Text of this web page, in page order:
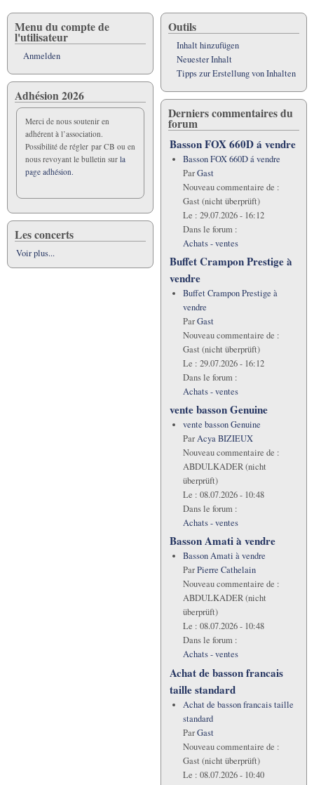
Nice
Menu du compte de
l'utilisateur
Anmelden
Adhésion 2026
Merci de nous soutenir en
adhérent à l’association.
Possibilité de régler par CB ou en
nous revoyant le bulletin sur la
page adhésion.
Les concerts
Voir plus...
Outils
Inhalt hinzufügen
Neuester Inhalt
Tipps zur Erstellung von Inhalten
Derniers commentaires du
forum
Basson FOX 660D á vendre
Basson FOX 660D á vendre
ParGast
Nouveau commentaire de :
Gast (nicht überprüft)
Le : 29.07.2026 - 16:12
Dans le forum :
Achats - ventes
Buffet Crampon Prestige à
vendre
Buffet Crampon Prestige à
vendre
ParGast
Nouveau commentaire de :
Gast (nicht überprüft)
Le : 29.07.2026 - 16:12
Dans le forum :
Achats - ventes
vente basson Genuine
vente basson Genuine
ParAcya BIZIEUX
Nouveau commentaire de :
ABDULKADER (nicht
überprüft)
Le : 08.07.2026 - 10:48
Dans le forum :
Achats - ventes
Basson Amati à vendre
Basson Amati à vendre
ParPierre Cathelain
Nouveau commentaire de :
ABDULKADER (nicht
überprüft)
Le : 08.07.2026 - 10:48
Dans le forum :
Achats - ventes
Achat de basson francais
taille standard
Achat de basson francais taille
standard
ParGast
Nouveau commentaire de :
Gast (nicht überprüft)
Le : 08.07.2026 - 10:40